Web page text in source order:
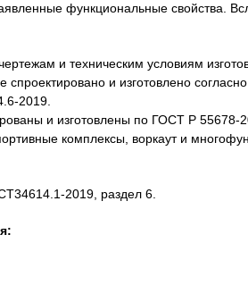
функциональные свойства.
и техническим условиям
спроектировано и изготовлено
2019.
и изготовлены по ГОСТ Р 55678-
комплексы, воркаут и
2019, раздел 6.